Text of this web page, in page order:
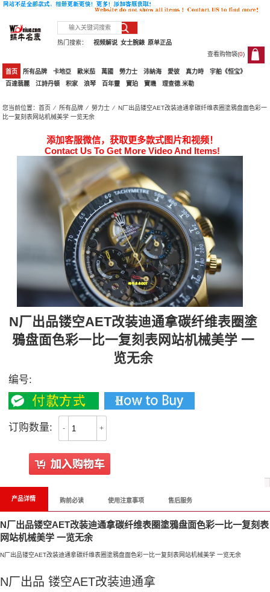
热门搜索： 原单正品
女士腕錶
视频解说
查看购物袋(0)
0
首页 所有品牌 卡地亞 歐米茄 萬國 勞力士 沛納海 愛彼 真力時
宇舶《恒宝》
百達翡麗
江詩丹頓 积家 浪琴 百年靈 寶珀 寶璣 理查德.米勒
您当前位置：首页 ⁄所有品牌 ⁄勞力士 ⁄ N厂出品镂空AET改装迪通拿碳纤维表圈塗鴉盘面色彩一
比一复刻表网站机械美学 一览无余
添加客服微信，获取更多款式图片和视频！
Contact Us To Get More Video And Items!
N厂出品镂空AET改装迪通拿碳纤维表圈塗
鴉盘面色彩一比一复刻表网站机械美学 一
览无余
编号:
订购数量: - +
产品详情 购前必读 使用注意事项 售后服务
N厂出品镂空AET改装迪通拿碳纤维表圈塗鴉盘面色彩一比一复刻表
网站机械美学 一览无余
N厂出品镂空AET改装迪通拿碳纤维表圈塗鴉盘面色彩一比一复刻表网站机械美学 一览无余
N厂出品 镂空AET改装迪通拿